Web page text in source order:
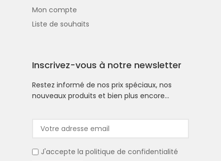
Mon compte
Liste de souhaits
Inscrivez-vous à notre newsletter
Restez informé de nos prix spéciaux, nos
nouveaux produits et bien plus encore…
J'accepte la politique de confidentialité